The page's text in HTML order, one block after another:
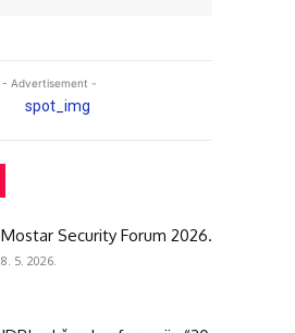
- Advertisement -
Mostar Security Forum 2026.
8. 5. 2026.